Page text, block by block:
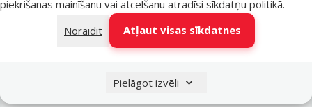
piekrišanas mainīšanu vai atcelšanu atradīsi sīkdatņu politikā.
Noraidīt
Atļaut visas sīkdatnes
Pielāgot izvēli
Raksti e-pastā Zvani – 26 100 502